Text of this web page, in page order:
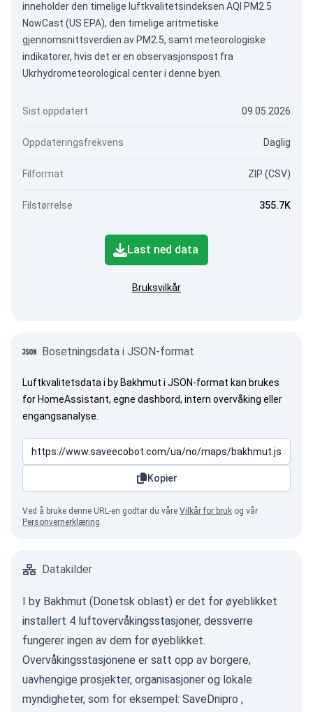
inneholder den timelige luftkvalitetsindeksen AQI PM2.5
NowCast (US EPA), den timelige aritmetiske
gjennomsnittsverdien av PM2.5, samt meteorologiske
indikatorer, hvis det er en observasjonspost fra
Ukrhydrometeorological center i denne byen.
Sist oppdatert 09.05.2026
Oppdateringsfrekvens Daglig
Filformat ZIP (CSV)
Filstørrelse 355.7K
Last ned data
Bruksvilkår
Bosetningsdata i JSON-format
Luftkvalitetsdata i by Bakhmut i JSON-format kan brukes
for HomeAssistant, egne dashbord, intern overvåking eller
engangsanalyse.
Kopier
Ved å bruke denne URL-en godtar du våre Vilkår for bruk og vår
Personvernerklæring.
Datakilder
I by Bakhmut (Donetsk oblast) er det for øyeblikket
installert 4 luftovervåkingsstasjoner, dessverre
fungerer ingen av dem for øyeblikket.
Overvåkingsstasjonene er satt opp av borgere,
uavhengige prosjekter, organisasjoner og lokale
myndigheter, som for eksempel: SaveDnipro ,